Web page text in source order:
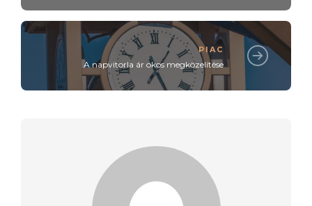
PIAC
A napvitorla ár okos megközelítése